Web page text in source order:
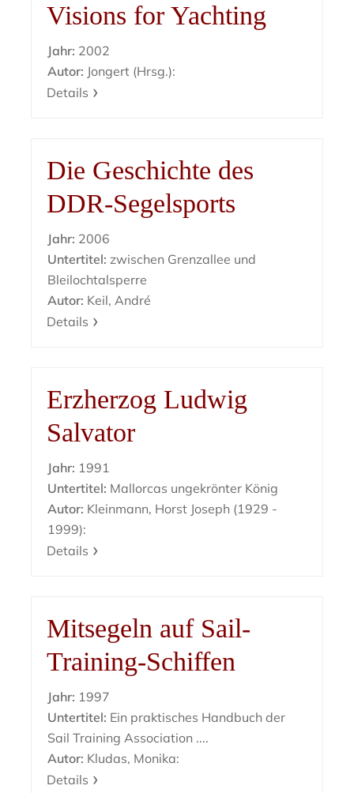
Visions for Yachting
Jahr: 2002
Autor: Jongert (Hrsg.):
Details
Die Geschichte des
DDR-Segelsports
Jahr: 2006
Untertitel: zwischen Grenzallee und
Bleilochtalsperre
Autor: Keil, André
Details
Erzherzog Ludwig
Salvator
Jahr: 1991
Untertitel: Mallorcas ungekrönter König
Autor: Kleinmann, Horst Joseph (1929 -
1999):
Details
Mitsegeln auf Sail-
Training-Schiffen
Jahr: 1997
Untertitel: Ein praktisches Handbuch der
Sail Training Association ....
Autor: Kludas, Monika:
Details